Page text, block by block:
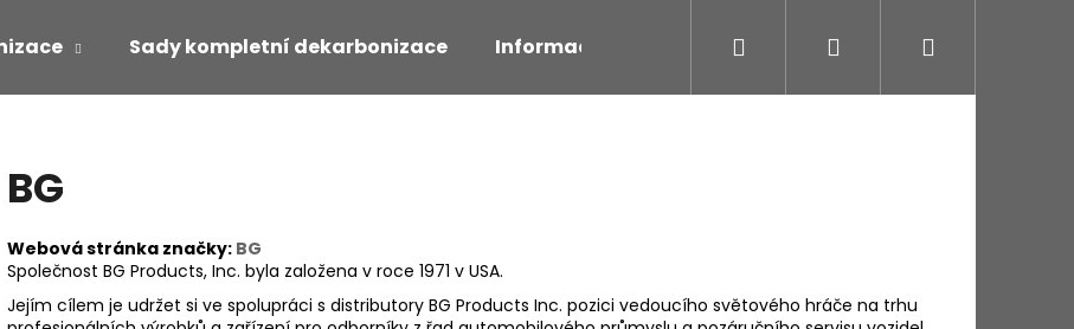
Sady kompletní dekarbonizace Informace k nákupu Přihlášení
BG
Webová stránka značky: BG
Společnost BG Products, Inc. byla založena v roce 1971 v USA.
Jejím cílem je udržet si ve spolupráci s distributory BG Products Inc. pozici vedoucího světového hráče na trhu